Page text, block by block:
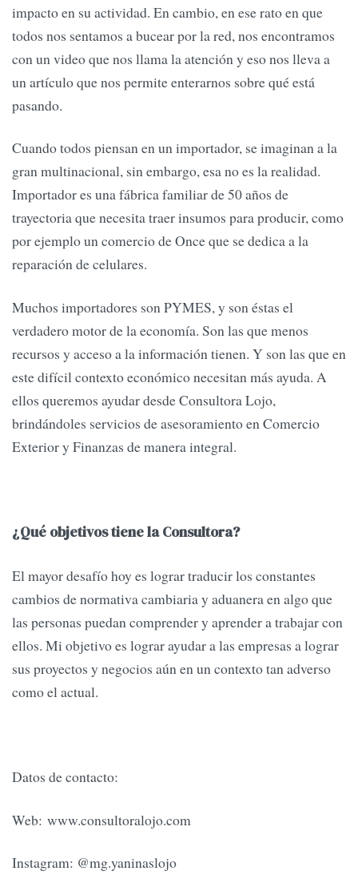
impacto en su actividad. En cambio, en ese rato en que
todos nos sentamos a bucear por la red, nos encontramos
con un video que nos llama la atención y eso nos lleva a
un artículo que nos permite enterarnos sobre qué está
pasando.
Cuando todos piensan en un importador, se imaginan a la
gran multinacional, sin embargo, esa no es la realidad.
Importador es una fábrica familiar de 50 años de
trayectoria que necesita traer insumos para producir, como
por ejemplo un comercio de Once que se dedica a la
reparación de celulares.
Muchos importadores son PYMES, y son éstas el
verdadero motor de la economía. Son las que menos
recursos y acceso a la información tienen. Y son las que en
este difícil contexto económico necesitan más ayuda. A
ellos queremos ayudar desde Consultora Lojo,
brindándoles servicios de asesoramiento en Comercio
Exterior y Finanzas de manera integral.
¿Qué objetivos tiene la Consultora?
El mayor desafío hoy es lograr traducir los constantes
cambios de normativa cambiaria y aduanera en algo que
las personas puedan comprender y aprender a trabajar con
ellos. Mi objetivo es lograr ayudar a las empresas a lograr
sus proyectos y negocios aún en un contexto tan adverso
como el actual.
Datos de contacto:
Web: www.consultoralojo.com
Instagram: @mg.yaninaslojo